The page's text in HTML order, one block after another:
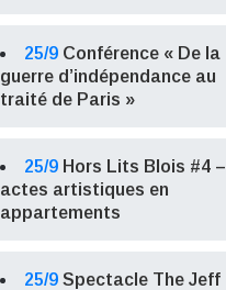
25/9 Conférence « De la
guerre d’indépendance au
traité de Paris »
25/9 Hors Lits Blois #4 –
actes artistiques en
appartements
25/9 Spectacle The Jeff